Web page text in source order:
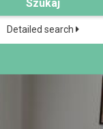
Szukaj
Detailed search